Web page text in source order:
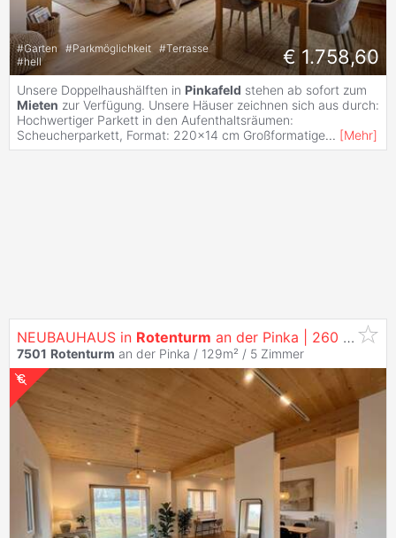
#Garten #Parkmöglichkeit #Terrasse
#hell € 1.758,60
Unsere Doppelhaushälften in Pinkafeld stehen ab sofort zum
Mieten zur Verfügung. Unsere Häuser zeichnen sich aus durch:
Hochwertiger Parkett in den Aufenthaltsräumen:
Scheucherparkett, Format: 220x14 cm Großformatige... [Mehr]
NEUBAUHAUS in Rotenturm an der Pinka | 260 m² Garten | inkl. Parkplatz
7501 Rotenturm an der Pinka / 129m² / 5 Zimmer